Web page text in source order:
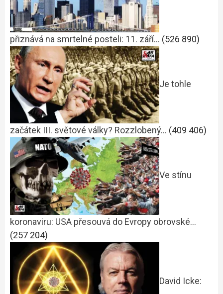
přiznává na smrtelné posteli: 11. září… (526 890)
Je tohle
začátek III. světové války? Rozzlobený… (409 406)
Ve stínu
koronaviru: USA přesouvá do Evropy obrovské…
(257 204)
David Icke: